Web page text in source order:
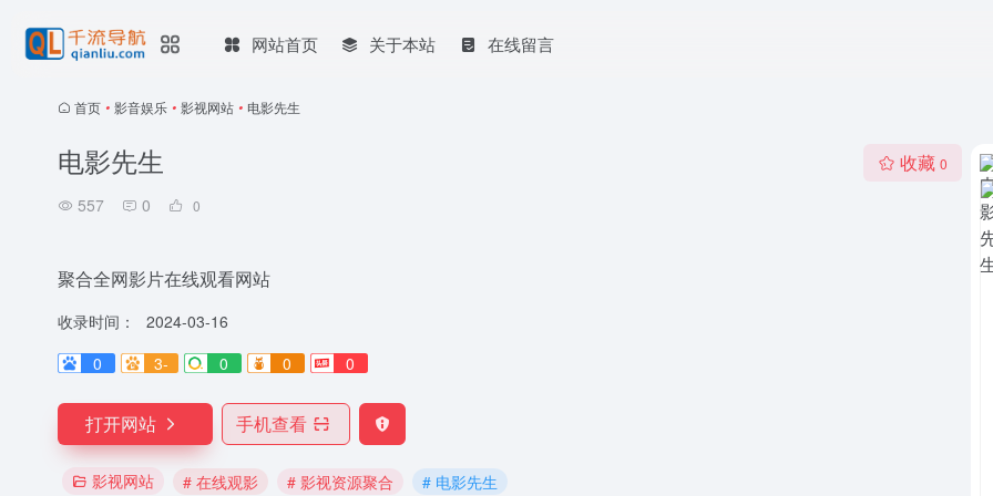
网站首页 关于本站 在线留言
首页 • 影音娱乐 • 影视网站 • 电影先生
电影先生
557 0 0
收藏 0
聚合全网影片在线观看网站
收录时间：
2024-03-16
0
3- 0 0 0
打开网站 手机查看
影视网站 # 在线观影 # 影视资源聚合 # 电影先生